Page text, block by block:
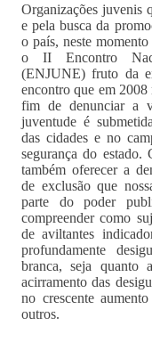
Organizações juvenis
e pela busca da
o país, neste
o II Encontro
(ENJUNE) fruto da
encontro que em 2008
fim de denunciar a
juventude é
das cidades e no
segurança do estado.
também oferecer a
de exclusão que
parte do poder
compreender como
de aviltantes
profundamente
branca, seja quanto
acirramento das
no crescente
outros.